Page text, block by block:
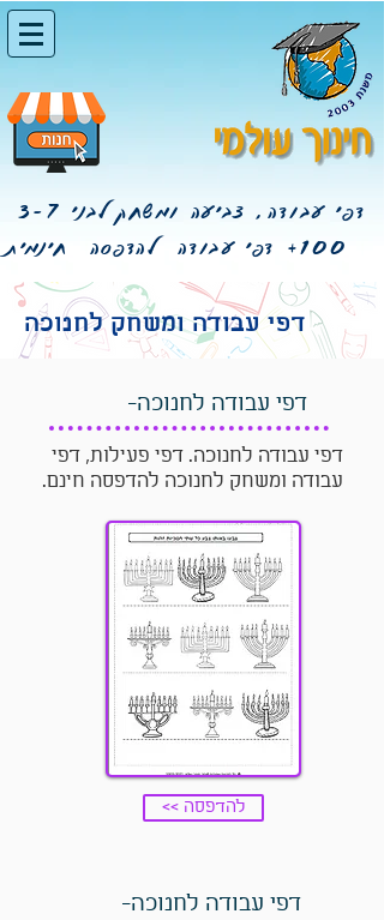
דפי עבודה, צביעה ומשחק לבני 3-7
דפי עבודה להדפסה חינמית
דפי עבודה ומשחק לחנוכה
דפי עבודה לחנוכה-
דפי עבודה לחנוכה. דפי פעילות, דפי
עבודה ומשחק לחנוכה להדפסה חינם.
<< להדפסה
דפי עבודה לחנוכה-